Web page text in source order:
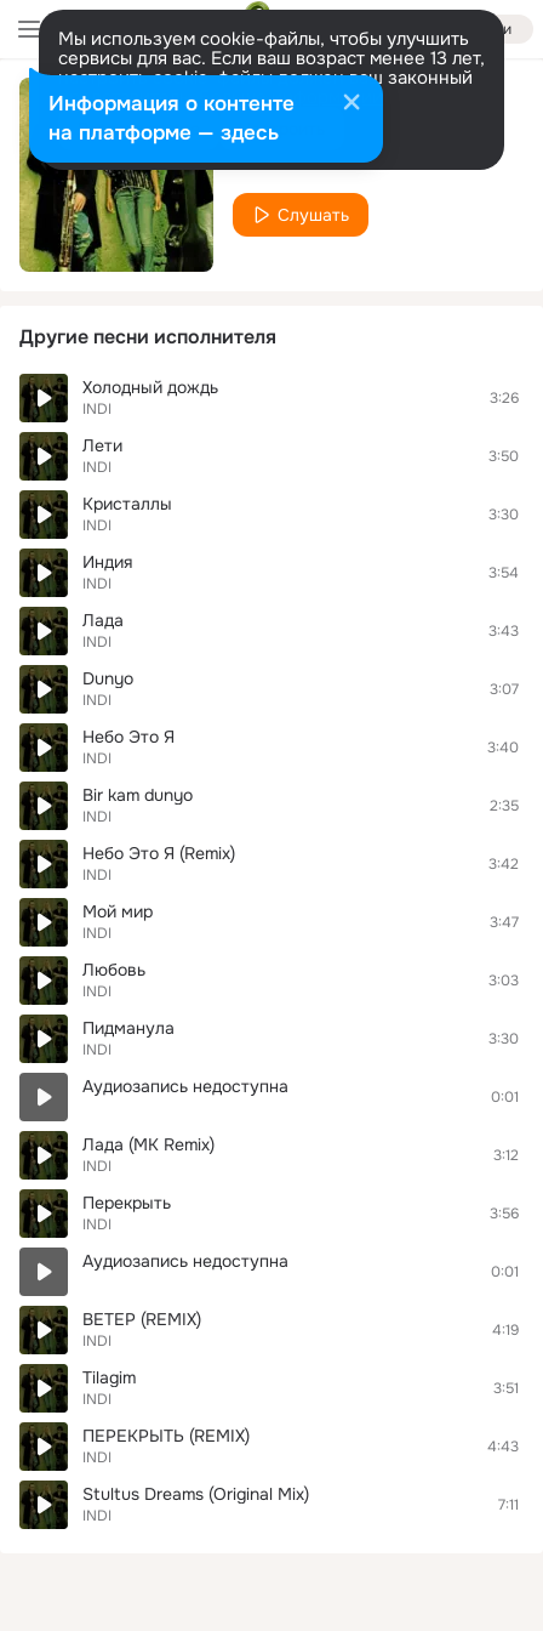
Войти
Мы используем cookie-файлы, чтобы улучшить
сервисы для вас. Если ваш возраст менее 13 лет,
настроить cookie-файлы должен ваш законный
представитель. Больше информации
Разрешить все Настроить
Goloss krovi
INDI
Слушать
Другие песни исполнителя
Холодный дождь
INDI
3:26
Лети
INDI
3:50
Кристаллы
INDI
3:30
Индия
INDI
3:54
Лада
INDI
3:43
Dunyo
INDI
3:07
Небо Это Я
INDI
3:40
Bir kam dunyo
INDI
2:35
Небо Это Я (Remix)
INDI
3:42
Мой мир
INDI
3:47
Любовь
INDI
3:03
Пидманула
INDI
3:30
Аудиозапись недоступна 0:01
Лада (MK Remix)
INDI
3:12
Перекрыть
INDI
3:56
Аудиозапись недоступна 0:01
ВЕТЕР (REMIX)
INDI
4:19
Tilagim
INDI
3:51
ПЕРЕКРЫТЬ (REMIX)
INDI
4:43
Stultus Dreams (Original Mix)
INDI
7:11
Информация о контенте
на платформе — здесь